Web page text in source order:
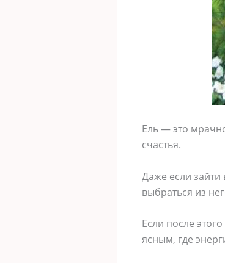
Ель — это
счастья.
Даже если зайти
выбраться из
Если после
ясным, где